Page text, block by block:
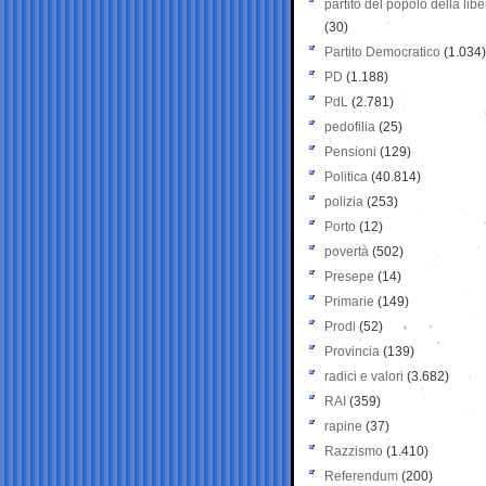
partito del popolo della
(30)
Partito Democratico (1.034)
PD (1.188)
PdL (2.781)
pedofilia (25)
Pensioni (129)
Politica (40.814)
polizia (253)
Porto (12)
povertà (502)
Presepe (14)
Primarie (149)
Prodi (52)
Provincia (139)
radici e valori (3.682)
RAI (359)
rapine (37)
Razzismo (1.410)
Referendum (200)